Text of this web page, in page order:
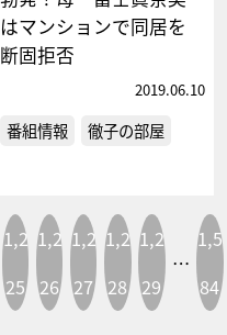
はマンションで同居を
断固拒否
2019.06.10
番組情報 徹子の部屋
1,2
25
1,2
26
1,2
27
1,2
28
1,2
29
…
1,5
84